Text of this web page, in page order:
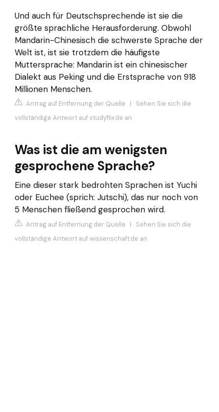
Und auch für Deutschsprechende ist sie die
größte sprachliche Herausforderung. Obwohl
Mandarin-Chinesisch die schwerste Sprache der
Welt ist, ist sie trotzdem die häufigste
Muttersprache: Mandarin ist ein chinesischer
Dialekt aus Peking und die Erstsprache von 918
Millionen Menschen.
Antrag auf Entfernung der Quelle | Sehen Sie sich die
vollständige Antwort auf studyflix.de an
Was ist die am wenigsten
gesprochene Sprache?
Eine dieser stark bedrohten Sprachen ist Yuchi
oder Euchee (sprich: Jutschi), das nur noch von
5 Menschen fließend gesprochen wird.
Antrag auf Entfernung der Quelle | Sehen Sie sich die
vollständige Antwort auf wissenschaft.de an